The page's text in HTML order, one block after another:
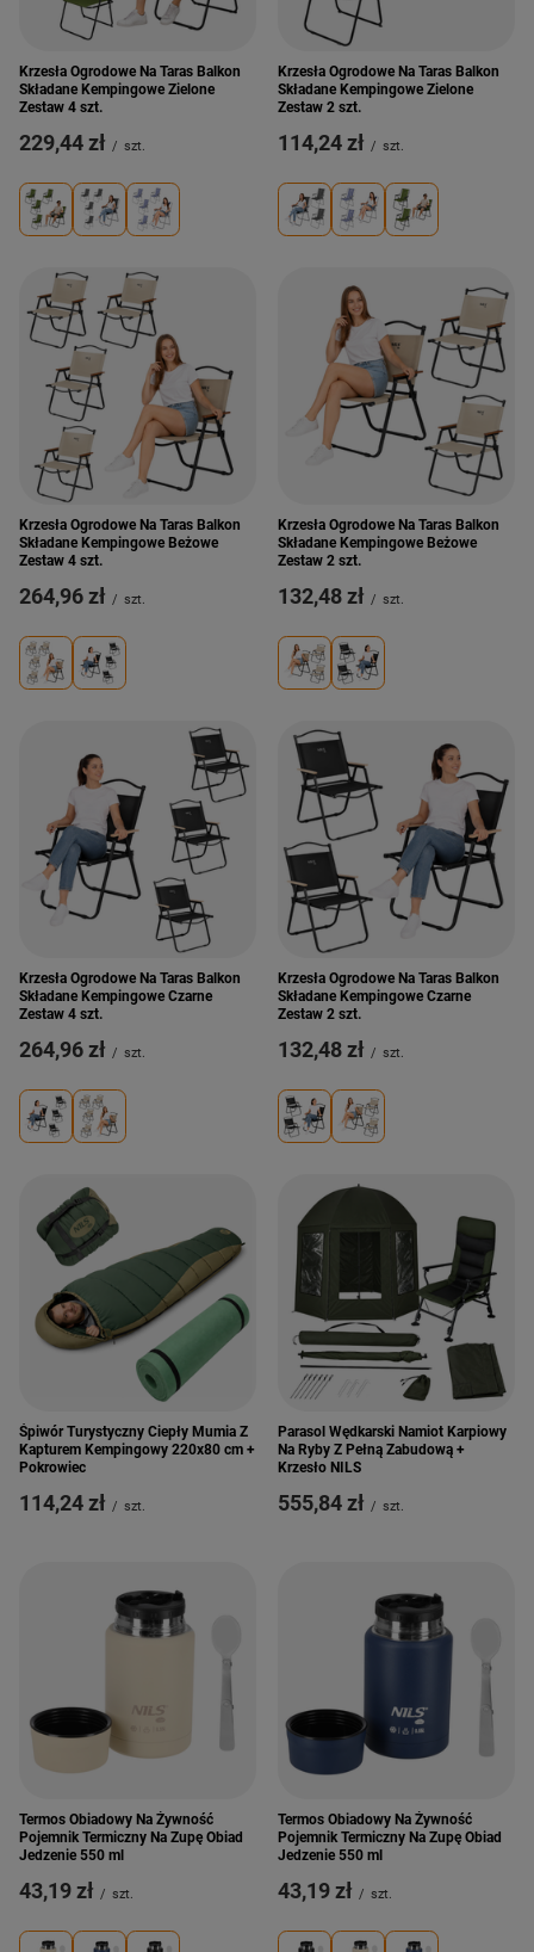
Krzesła Ogrodowe Na Taras Balkon
Składane Kempingowe Zielone
Zestaw 4 szt.
229,44 zł / szt.
Krzesła Ogrodowe Na Taras Balkon
Składane Kempingowe Zielone
Zestaw 2 szt.
114,24 zł / szt.
Krzesła Ogrodowe Na Taras Balkon
Składane Kempingowe Beżowe
Zestaw 4 szt.
264,96 zł / szt.
Krzesła Ogrodowe Na Taras Balkon
Składane Kempingowe Beżowe
Zestaw 2 szt.
132,48 zł / szt.
Krzesła Ogrodowe Na Taras Balkon
Składane Kempingowe Czarne
Zestaw 4 szt.
264,96 zł / szt.
Krzesła Ogrodowe Na Taras Balkon
Składane Kempingowe Czarne
Zestaw 2 szt.
132,48 zł / szt.
Śpiwór Turystyczny Ciepły Mumia Z
Kapturem Kempingowy 220x80 cm +
Pokrowiec
114,24 zł / szt.
Parasol Wędkarski Namiot Karpiowy
Na Ryby Z Pełną Zabudową +
Krzesło NILS
555,84 zł / szt.
Termos Obiadowy Na Żywność
Pojemnik Termiczny Na Zupę Obiad
Jedzenie 550 ml
43,19 zł / szt.
Termos Obiadowy Na Żywność
Pojemnik Termiczny Na Zupę Obiad
Jedzenie 550 ml
43,19 zł / szt.